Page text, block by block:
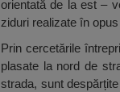
orientată de la est –
ziduri realizate în
Prin cercetările
plasate la nord de
strada, sunt